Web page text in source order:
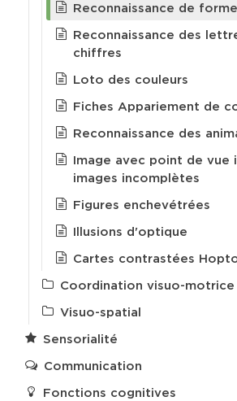
Reconnaissance de
Reconnaissance des
chiffres
Loto des couleurs
Fiches Appariement de
Reconnaissance des
Image avec point de vue
images incomplètes
Figures enchevétrées
Illusions d'optique
Cartes contrastées
Coordination visuo-motrice
Visuo-spatial
Sensorialité
Communication
Fonctions cognitives